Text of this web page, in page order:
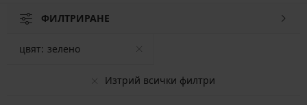
ФИЛТРИРАНЕ
Изтрий всички филтри
цвят: зелено